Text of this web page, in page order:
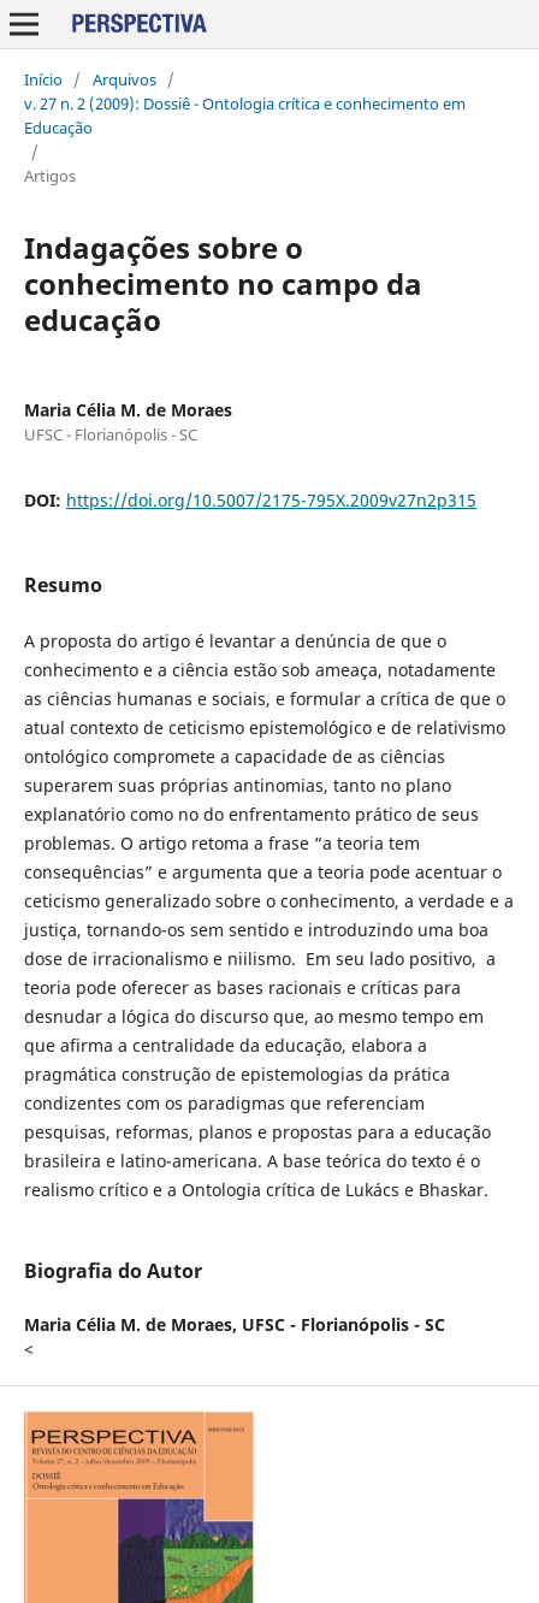
Início / Arquivos /
v. 27 n. 2 (2009): Dossiê - Ontologia crítica e conhecimento em
Educação
/
Artigos
Indagações sobre o
conhecimento no campo da
educação
Maria Célia M. de Moraes
UFSC - Florianópolis - SC
DOI: https://doi.org/10.5007/2175-795X.2009v27n2p315
Resumo
A proposta do artigo é levantar a denúncia de que o
conhecimento e a ciência estão sob ameaça, notadamente
as ciências humanas e sociais, e formular a crítica de que o
atual contexto de ceticismo epistemológico e de relativismo
ontológico compromete a capacidade de as ciências
superarem suas próprias antinomias, tanto no plano
explanatório como no do enfrentamento prático de seus
problemas. O artigo retoma a frase “a teoria tem
consequências” e argumenta que a teoria pode acentuar o
ceticismo generalizado sobre o conhecimento, a verdade e a
justiça, tornando-os sem sentido e introduzindo uma boa
dose de irracionalismo e niilismo. Em seu lado positivo, a
teoria pode oferecer as bases racionais e críticas para
desnudar a lógica do discurso que, ao mesmo tempo em
que afirma a centralidade da educação, elabora a
pragmática construção de epistemologias da prática
condizentes com os paradigmas que referenciam
pesquisas, reformas, planos e propostas para a educação
brasileira e latino-americana. A base teórica do texto é o
realismo crítico e a Ontologia crítica de Lukács e Bhaskar.
Biografia do Autor
Maria Célia M. de Moraes, UFSC - Florianópolis - SC
<